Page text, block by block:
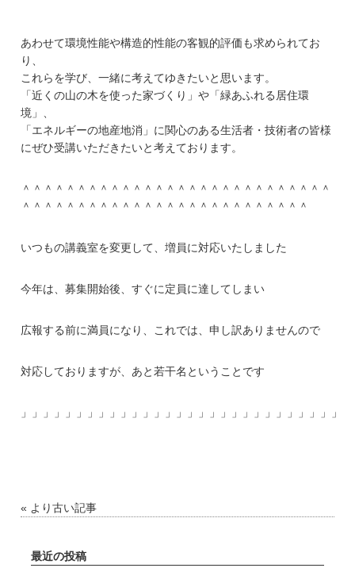
あわせて環境性能や構造的性能の客観的評価も求められてお
り、
これらを学び、一緒に考えてゆきたいと思います。
「近くの山の木を使った家づくり」や「緑あふれる居住環
境」、
「エネルギーの地産地消」に関心のある生活者・技術者の皆様
にぜひ受講いただきたいと考えております。
＾＾＾＾＾＾＾＾＾＾＾＾＾＾＾＾＾＾＾＾＾＾＾＾＾＾＾＾
＾＾＾＾＾＾＾＾＾＾＾＾＾＾＾＾＾＾＾＾＾＾＾＾＾＾
いつもの講義室を変更して、増員に対応いたしました
今年は、募集開始後、すぐに定員に達してしまい
広報する前に満員になり、これでは、申し訳ありませんので
対応しておりますが、あと若干名ということです
」」」」」」」」」」」」」」」」」」」」」」」」」」」」」
« より古い記事
最近の投稿